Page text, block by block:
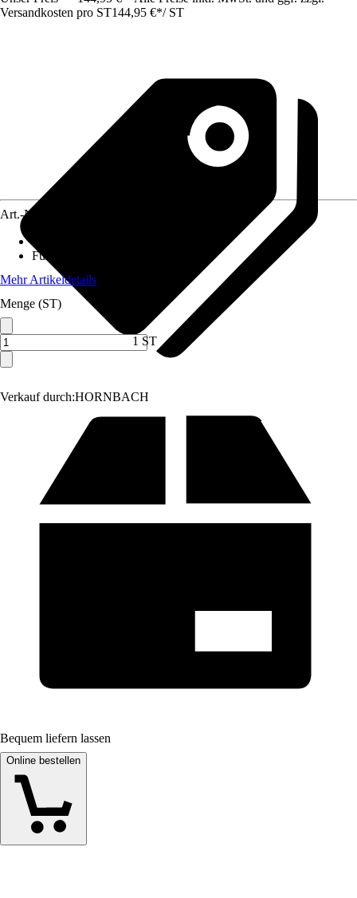
Versandkosten pro ST144,95 €*/ ST
Verkauf durch:HORNBACH
Art.-Nr.
Funktionen
Mehr Artikeldetails
Menge (ST)
1 ST
Bequem liefern lassen
Online bestellen